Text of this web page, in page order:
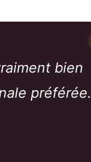
bien
préférée.